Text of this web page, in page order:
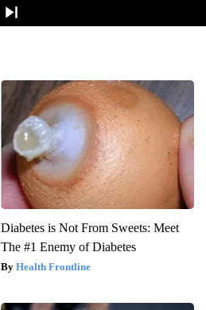
Diabetes is Not From Sweets: Meet
The #1 Enemy of Diabetes
Health Frontline